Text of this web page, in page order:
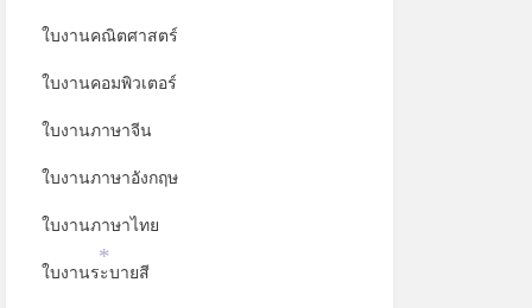
ใบงานคณิตศาสตร์
ใบงานคอมพิวเตอร์
ใบงานภาษาจีน
ใบงานภาษาอังกฤษ
ใบงานภาษาไทย
ใบงานระบายสี